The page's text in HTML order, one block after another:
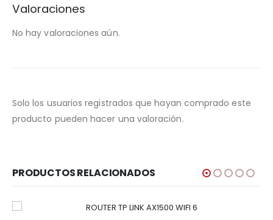
Valoraciones
No hay valoraciones aún.
Solo los usuarios registrados que hayan comprado este
producto pueden hacer una valoración.
PRODUCTOS RELACIONADOS